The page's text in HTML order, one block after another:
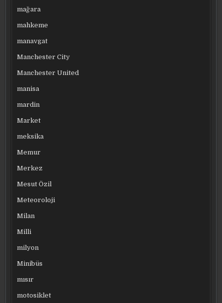
mağara
mahkeme
manavgat
Manchester City
Manchester United
manisa
mardin
Market
meksika
Memur
Merkez
Mesut Özil
Meteoroloji
Milan
Milli
milyon
Minibüs
mısır
motosiklet